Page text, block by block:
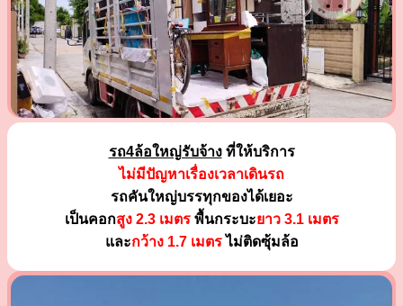
รถ4ล้อใหญ่รับจ้างที่ให้บริการ
ไม่มีปัญหาเรื่องเวลาเดินรถ
รถคันใหญ่บรรทุกของได้เยอะ
เป็นคอกสูง 2.3 เมตรพื้นกระบะยาว 3.1 เมตร
และกว้าง 1.7 เมตรไม่ติดซุ้มล้อ